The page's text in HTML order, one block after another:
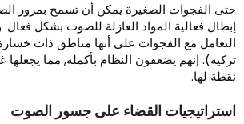
الفجوات الصغيرة يمكن أن تسمح بمرور
فعالية المواد العازلة للصوت بشكل فعال.
مع الفجوات على أنها مناطق ذات خسارة
إنهم يضعفون النظام بأكمله, مما يجعلها
لها.
القضاء على جسور الصوت